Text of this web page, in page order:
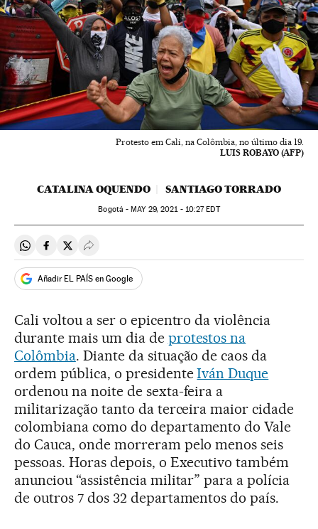
Protesto em Cali, na Colômbia, no último dia 19.
LUIS ROBAYO (AFP)
CATALINA OQUENDO SANTIAGO TORRADO
Bogotá -MAY29, 2021 - 10:27EDT
Compartir en Whatsapp
Compartir en Facebook
Compartir en Twitter
Desplegar Redes Sociales
Añadir EL PAÍS en Google
Cali voltou a ser o epicentro da violência
durante mais um dia de protestos na
Colômbia. Diante da situação de caos da
ordem pública, o presidenteIván Duque
ordenou na noite de sexta-feira a
militarização tanto da terceira maior cidade
colombiana como do departamento do Vale
do Cauca, onde morreram pelo menos seis
pessoas. Horas depois, o Executivo também
anunciou “assistência militar” para a polícia
de outros 7 dos 32 departamentos do país.